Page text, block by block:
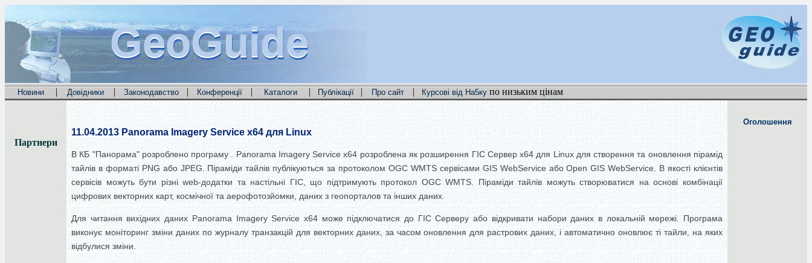
GeoGuide
GeoGuide
GeoGuide
Новини | Довідники | Законодавство | Конференції | Каталоги | Публікації | Про сайт | Курсові від На5ку по низьким цінам
Партнери
11.04.2013 Panorama Imagery Service x64 для Linux
В КБ "Панорама" розроблено програму .
Panorama Imagery Service x64 розроблена як розширення ГІС Сервер x64 для Linux для створення та оновлення пірамід
тайлів в форматі PNG або JPEG.
Піраміди тайлів публікуються за протоколом OGC WMTS сервісами GIS WebService або Open GIS WebService.
В якості клієнтів
сервісів можуть бути різні web-додатки та настільні ГІС, що підтримують протокол OGC WMTS.
Піраміди тайлів можуть створюватися на основі комбінації
цифрових векторних карт, космічної та аерофотозйомки, даних з геопорталов та інших даних.
Для читання вихідних даних Panorama Imagery Service x64 може підключатися до ГІС Серверу або відкривати набори даних в локальній мережі.
Програма
виконує моніторинг зміни даних по журналу транзакцій для векторних даних, за часом оновлення для растрових даних, і автоматично оновлює ті тайли, на яких
відбулися зміни.
Оголошення